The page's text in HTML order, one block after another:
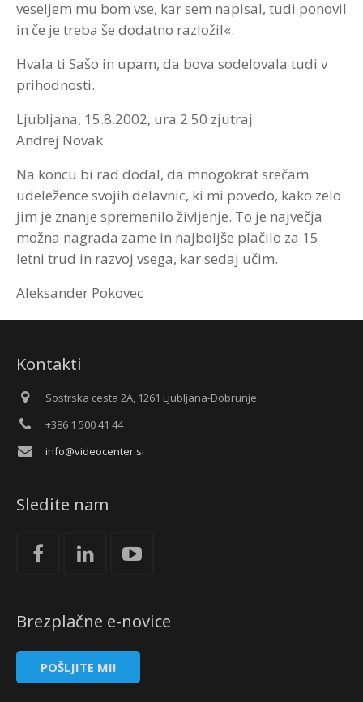
veseljem mu bom vse, kar sem napisal, tudi ponovil
in če je treba še dodatno razložil«.
Hvala ti Sašo in upam, da bova sodelovala tudi v
prihodnosti.
Ljubljana, 15.8.2002, ura 2:50 zjutraj
Andrej Novak
Na koncu bi rad dodal, da mnogokrat srečam
udeležence svojih delavnic, ki mi povedo, kako zelo
jim je znanje spremenilo življenje. To je največja
možna nagrada zame in najboljše plačilo za 15
letni trud in razvoj vsega, kar sedaj učim.
Aleksander Pokovec
Kontakti
Sostrska cesta 2A, 1261 Ljubljana-Dobrunje
+386 1 500 41 44
info@videocenter.si
Sledite nam
Brezplačne e-novice
POŠLJITE MI!